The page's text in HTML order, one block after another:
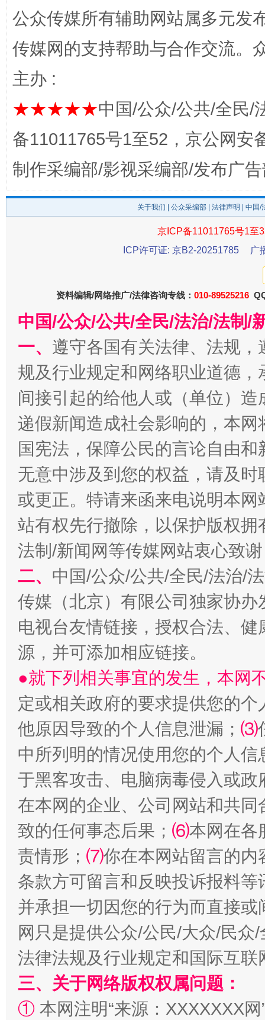
“
事关残疾人未来5年
规模最大的光氢储一体化项目 走
镜头丨大暑三秋近 山西：
如何以同查同治破解风腐交织难题 养老服
公众传媒所有辅助网站属多元发
传媒网的支持帮助与合作交流。
主办 :
★★★★★中国/公众/公共/全民/
备11011765号1至52，京公网安
制作采编部/影视采编部/发布广
关于我们 公众采编部 法律声明 | 中国
京ICP备11011765号1至
ICP许可证: 京B2-20251785
广
资料编辑/网络推广/法律咨询专线： 010-89525216
中国/公众/公共/全民/法治/法制/
一、 遵守各国有关法律、法规
规及行业规定和网络职业道德
间接引起的给他人或（单位）
递假新闻造成社会影响的，本
国宪法，保障公民的言论自由
无意中涉及到您的权益，请及
或更正。特请来函来电说明本
站有权先行撤除，以保护版权
法制/新闻网等传媒网站衷心致
二、 中国/公众/公共/全民/法治/
传媒（北京）有限公司独家协
电视台友情链接，授权合法、
源，并可添加相应链接。
●就下列相关事宜的发生，本网
定或相关政府的要求提供您的个
他原因导致的个人信息泄漏； ⑶
中所列明的情况使用您的个人
于黑客攻击、电脑病毒侵入或
在本网的企业、公司网站和共
致的任何事态后果； ⑹本网在各
责情形； ⑺你在本网站留言的内
条款方可留言和反映投诉报料
并承担一切因您的行为而直接
网只是提供公众/公民/大众/民
法律法规及行业规定和国际互
三、关于网络版权权属问题：
① 本网注明“来源：XXXXXXX